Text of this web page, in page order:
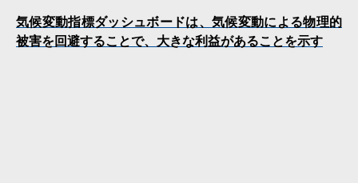
気候変動指標ダッシュボードは、気候変動による物理的
被害を回避することで、大きな利益があることを示す